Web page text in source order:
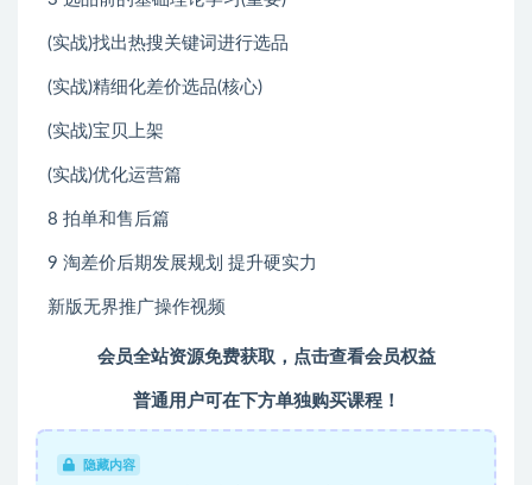
(实战)找出热搜关键词进行选品
(实战)精细化差价选品(核心)
(实战)宝贝上架
(实战)优化运营篇
8 拍单和售后篇
9 淘差价后期发展规划 提升硬实力
新版无界推广操作视频
会员全站资源免费获取，点击查看会员权益
普通用户可在下方单独购买课程！
隐藏内容